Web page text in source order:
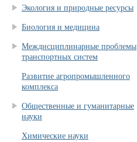
Экология и природные ресурсы
Биология и медицина
Междисциплинарные проблемы
транспортных систем
Развитие агропромышленного
комплекса
Общественные и гуманитарные
науки
Химические науки